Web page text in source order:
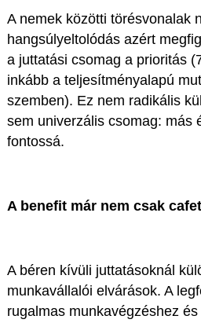
A nemek közötti törésvonalak
hangsúlyeltolódás azért
a juttatási csomag a prioritás
inkább a teljesítményalapú
szemben). Ez nem radikális
sem univerzális csomag: más
fontossá.
A benefit már nem csak
A béren kívüli juttatásoknál
munkavállalói elvárások. A
rugalmas munkavégzéshez